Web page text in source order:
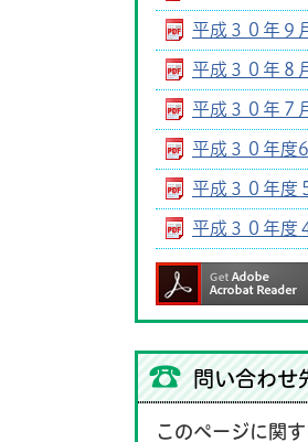
平成３０年９
平成３０年８
平成３０年７
平成３０年度
平成３０年度
平成３０年度
問い合わせ
このページに関